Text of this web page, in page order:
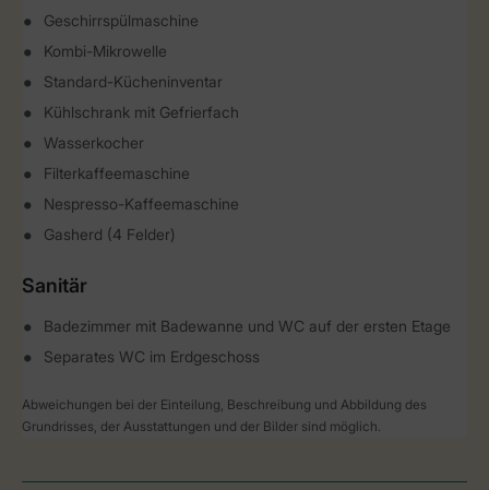
Geschirrspülmaschine
Kombi-Mikrowelle
Standard-Kücheninventar
Kühlschrank mit Gefrierfach
Wasserkocher
Filterkaffeemaschine
Nespresso-Kaffeemaschine
Gasherd (4 Felder)
Sanitär
Badezimmer mit Badewanne und WC auf der ersten Etage
Separates WC im Erdgeschoss
Abweichungen bei der Einteilung, Beschreibung und Abbildung des
Grundrisses, der Ausstattungen und der Bilder sind möglich.